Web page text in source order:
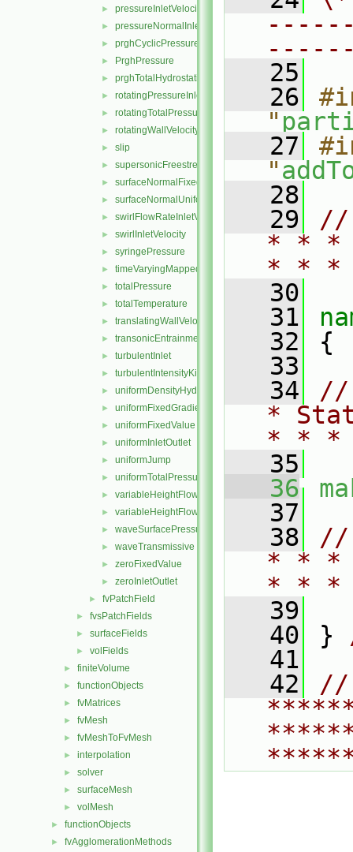
► pressureInletVelocity
► pressureNormalInletOutletVelocity
► prghCyclicPressure
► PrghPressure
► prghTotalHydrostaticPressure
► rotatingPressureInletOutletVelocity
► rotatingTotalPressure
► rotatingWallVelocity
► slip
► supersonicFreestream
► surfaceNormalFixedValue
► surfaceNormalUniformFixedValue
► swirlFlowRateInletVelocity
► swirlInletVelocity
► syringePressure
► timeVaryingMappedFixedValue
► totalPressure
► totalTemperature
► translatingWallVelocity
► transonicEntrainmentPressure
► turbulentInlet
► turbulentIntensityKineticEnergyInlet
► uniformDensityHydrostaticPressure
► uniformFixedGradient
► uniformFixedValue
► uniformInletOutlet
► uniformJump
► uniformTotalPressure
► variableHeightFlowRate
► variableHeightFlowRateInletVelocity
► waveSurfacePressure
► waveTransmissive
► zeroFixedValue
► zeroInletOutlet
► fvPatchField
► fvsPatchFields
► surfaceFields
► volFields
► finiteVolume
► functionObjects
► fvMatrices
► fvMesh
► fvMeshToFvMesh
► interpolation
► solver
► surfaceMesh
► volMesh
► functionObjects
► fvAgglomerationMethods
   25
   26
"
   27
"
   28
   29
//
* * *
* *
   30
   31
   32
{
   33
   34
//
*
* *
   35
   36
   37
   38
//
* * *
* *
   39
   40
}
   41
   42
//